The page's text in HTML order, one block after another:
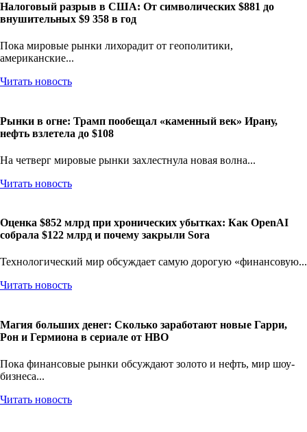
Налоговый разрыв в США: От символических $881 до
внушительных $9 358 в год
Пока мировые рынки лихорадит от геополитики,
американские...
Читать новость
Рынки в огне: Трамп пообещал «каменный век» Ирану,
нефть взлетела до $108
На четверг мировые рынки захлестнула новая волна...
Читать новость
Оценка $852 млрд при хронических убытках: Как OpenAI
собрала $122 млрд и почему закрыли Sora
Технологический мир обсуждает самую дорогую «финансовую...
Читать новость
Магия больших денег: Сколько заработают новые Гарри,
Рон и Гермиона в сериале от HBO
Пока финансовые рынки обсуждают золото и нефть, мир шоу-
бизнеса...
Читать новость